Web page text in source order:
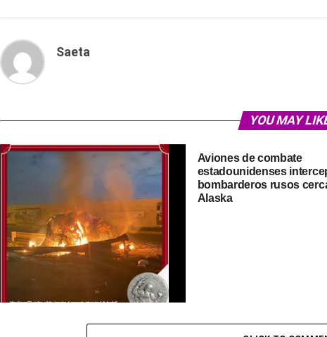
Saeta
YOU MAY
Asesinados en el ataque con
Aviones de combate
estadounidenses
bombarderos rusos
Alaska